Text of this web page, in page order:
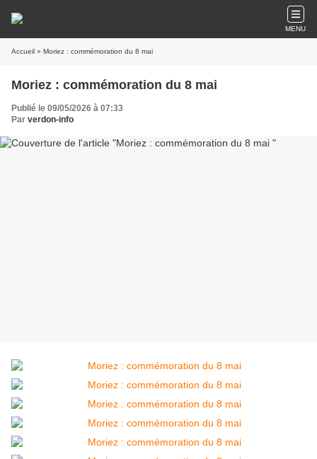
MENU
Accueil » Moriez : commémoration du 8 mai
Moriez : commémoration du 8 mai
Publié le 09/05/2026 à 07:33
Par verdon-info